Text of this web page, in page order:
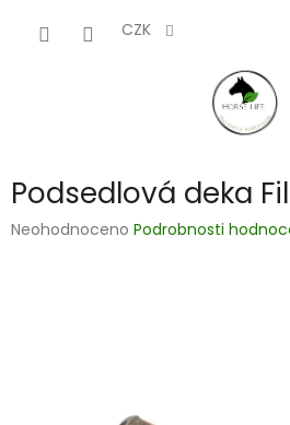
CZK
Podsedlová deka
Průměrné
Neohodnoceno Podrobnosti